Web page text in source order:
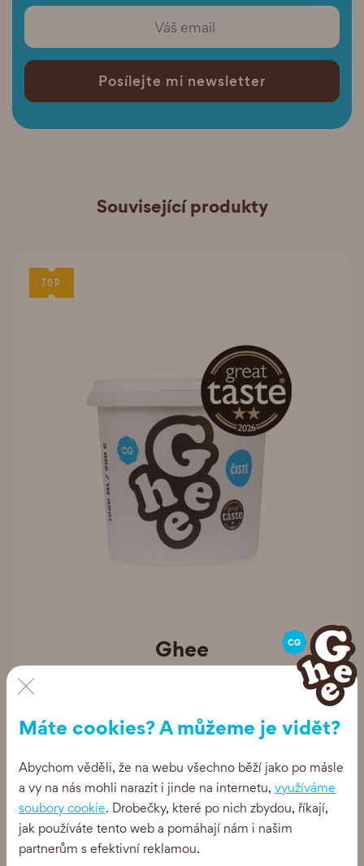
Posílejte mi newsletter
Související produkty
TOP
Ghee
BIO
×
Máte cookies? A můžeme je vidět?
Abychom věděli, že na webu všechno běží jako po másle
a vy na nás mohli narazit i jinde na internetu, využíváme
soubory cookie. Drobečky, které po nich zbydou, říkají,
jak používáte tento web a pomáhají nám i našim
partnerům s efektivní reklamou.